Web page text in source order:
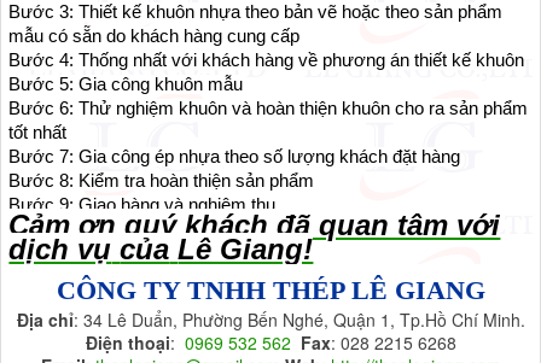
Bước 3: Thiết kế khuôn nhựa theo bản vẽ hoặc theo sản phẩm
mẫu có sẵn do khách hàng cung cấp
Bước 4: Thống nhất với khách hàng về phương án thiết kế khuôn
Bước 5: Gia công khuôn mẫu
Bước 6: Thử nghiệm khuôn và hoàn thiện khuôn cho ra sản phẩm
tốt nhất
Bước 7: Gia công ép nhựa theo số lượng khách đặt hàng
Bước 8: Kiểm tra hoàn thiện sản phẩm
Bước 9: Giao hàng và nghiệm thu
Cảm ơn quý khách đã quan tâm với
dịch vụ của Lê Giang!
CÔNG TY TNHH THÉP LÊ GIANG
Địa chỉ: 34 Lê Duẩn, Phường Bến Nghé, Quận 1, Tp.Hồ Chí Minh.
Điện thoại: 0969 532 562 Fax: 028 2215 6268